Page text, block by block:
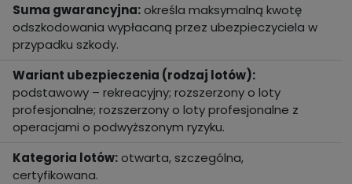
Suma gwarancyjna:określa maksymalną kwotę
odszkodowania wypłacaną przez ubezpieczyciela w
przypadku szkody.
Wariant ubezpieczenia (rodzaj lotów):
podstawowy – rekreacyjny; rozszerzony o loty
profesjonalne; rozszerzony o loty profesjonalne z
operacjami o podwyższonym ryzyku.
Kategoria lotów:otwarta, szczególna,
certyfikowana.